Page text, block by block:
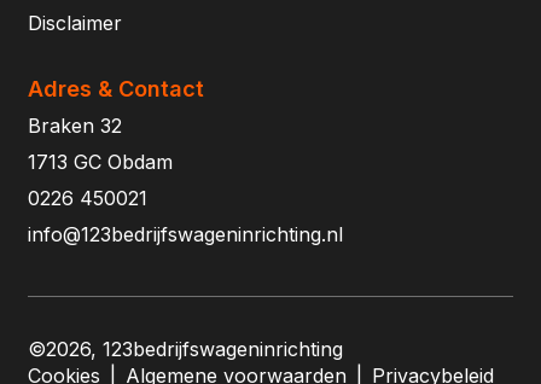
Disclaimer
Adres & Contact
Braken 32
1713 GC Obdam
0226 450021
info@123bedrijfswageninrichting.nl
©2026, 123bedrijfswageninrichting
Cookies
Algemene voorwaarden Privacybeleid